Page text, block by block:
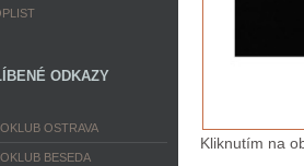
ODKAZY
OSTRAVA
BESEDA
Kliknutím na